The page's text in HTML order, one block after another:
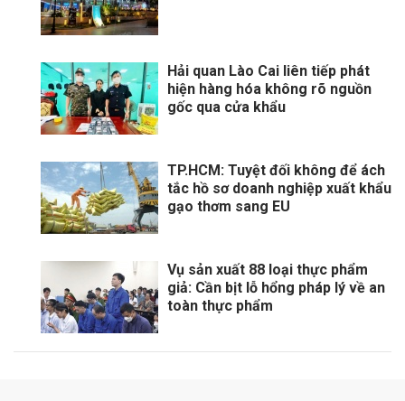
Hải quan Lào Cai liên tiếp phát
hiện hàng hóa không rõ nguồn
gốc qua cửa khẩu
TP.HCM: Tuyệt đối không để ách
tắc hồ sơ doanh nghiệp xuất khẩu
gạo thơm sang EU
Vụ sản xuất 88 loại thực phẩm
giả: Cần bịt lỗ hổng pháp lý về an
toàn thực phẩm